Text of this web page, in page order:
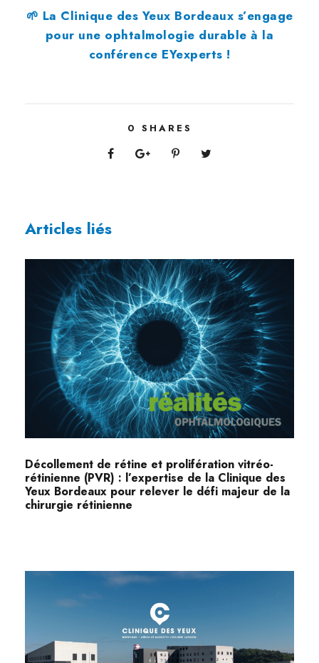
🌱 La Clinique des Yeux Bordeaux s’engage
pour une ophtalmologie durable à la
conférence EYexperts !
0 SHARES
Articles liés
Décollement de rétine et prolifération vitréo-
rétinienne (PVR) : l’expertise de la Clinique des
Yeux Bordeaux pour relever le défi majeur de la
chirurgie rétinienne